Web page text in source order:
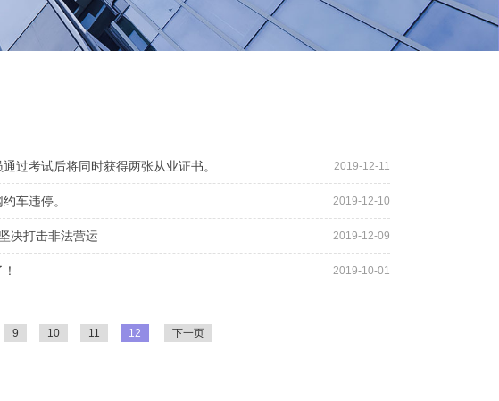
2019-12-11
过考试后将同时获得两张从业证书。
2019-12-10
车违停。
2019-12-09
决打击非法营运
2019-10-01
9 10 11 12 下一页